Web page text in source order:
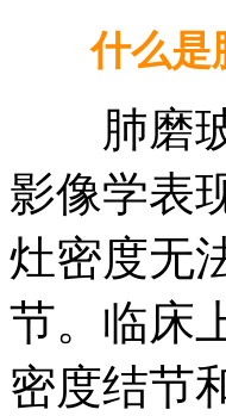
什么是肺
肺磨玻
影像学表
灶密度无
节。临床
密度结节